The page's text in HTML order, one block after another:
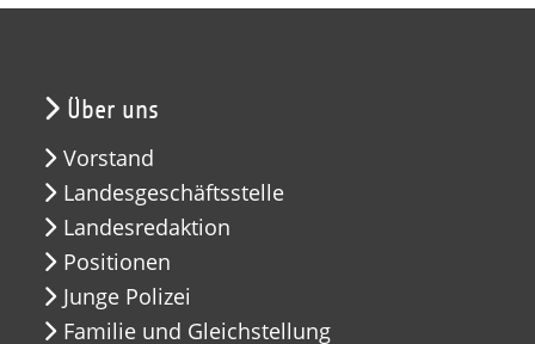
Über uns
Vorstand
Landesgeschäftsstelle
Landesredaktion
Positionen
Junge Polizei
Familie und Gleichstellung